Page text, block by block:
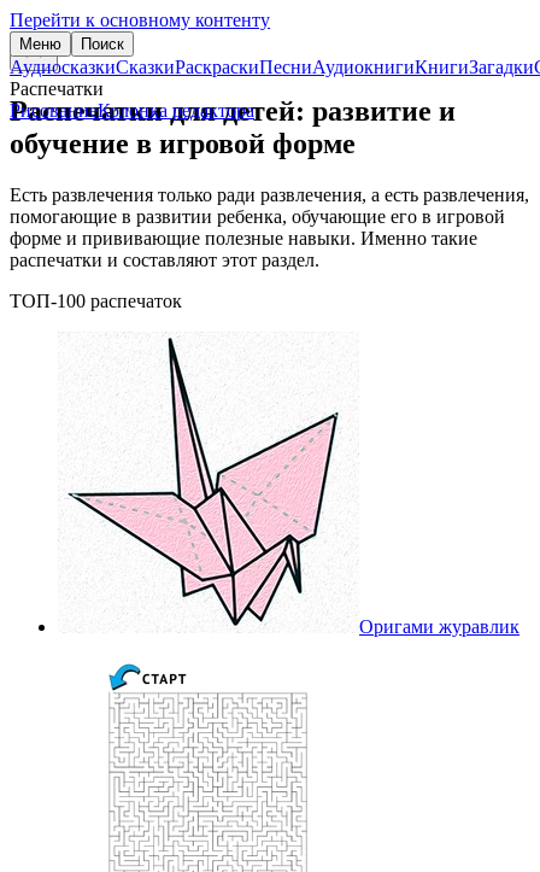
Перейти к основному контенту
Меню Поиск
АудиосказкиСказкиРаскраскиПесниАудиокнигиКнигиЗагадки
Распечатки
РисованиеКолонка редактора
Распечатки для детей: развитие и
обучение в игровой форме
Есть развлечения только ради развлечения, а есть развлечения,
помогающие в развитии ребенка, обучающие его в игровой
форме и прививающие полезные навыки. Именно такие
распечатки и составляют этот раздел.
ТОП-100 распечаток
Оригами журавлик